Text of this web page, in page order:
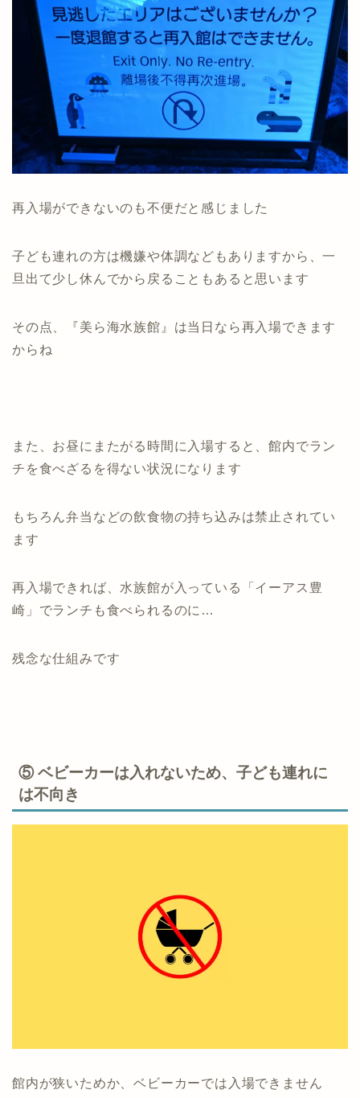
再入場ができないのも不便だと感じました
子ども連れの方は機嫌や体調などもありますから、一
旦出て少し休んでから戻ることもあると思います
その点、『美ら海水族館』は当日なら再入場できます
からね
また、お昼にまたがる時間に入場すると、館内でラン
チを食べざるを得ない状況になります
もちろん弁当などの飲食物の持ち込みは禁止されてい
ます
再入場できれば、水族館が入っている「イーアス豊
崎」でランチも食べられるのに…
残念な仕組みです
⑤ ベビーカーは入れないため、子ども連れに
は不向き
館内が狭いためか、ベビーカーでは入場できません